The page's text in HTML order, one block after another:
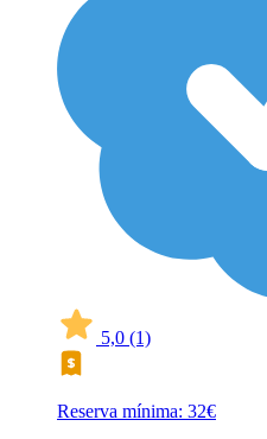
5,0 (1)
Reserva mínima: 32€